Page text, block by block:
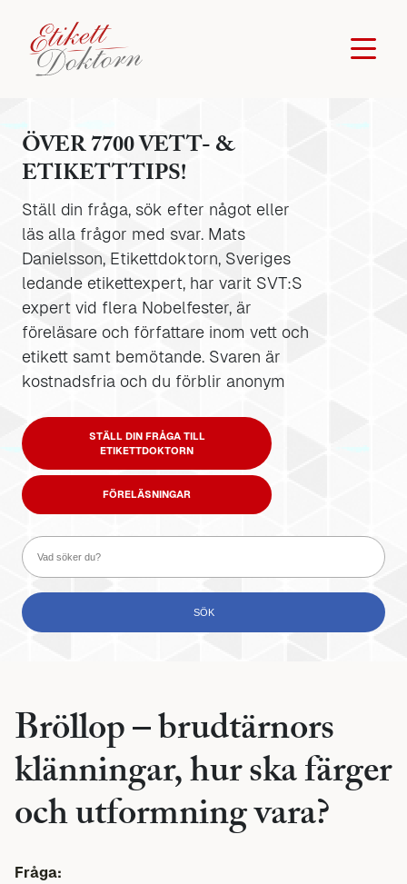
ÖVER 7700 VETT- &
ETIKETTTIPS!
Ställ din fråga, sök efter något eller
läs alla frågor med svar. Mats
Danielsson, Etikettdoktorn, Sveriges
ledande etikettexpert, har varit SVT:S
expert vid flera Nobelfester, är
föreläsare och författare inom vett och
etikett samt bemötande. Svaren är
kostnadsfria och du förblir anonym
STÄLL DIN FRÅGA TILL
ETIKETTDOKTORN
FÖRELÄSNINGAR
Bröllop – brudtärnors
klänningar, hur ska färger
och utformning vara?
Fråga: